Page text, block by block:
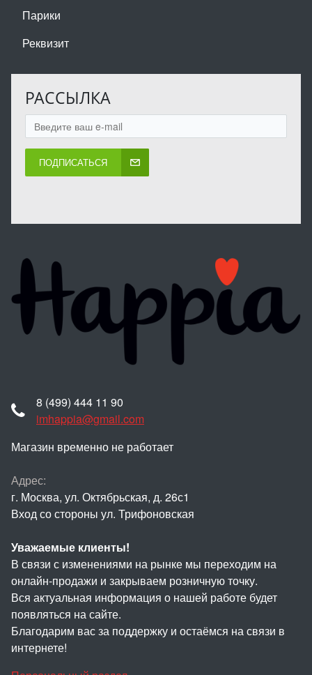
Парики
Реквизит
РАССЫЛКА
ПОДПИСАТЬСЯ
8 (499) 444 11 90
imhappia@gmail.com
Магазин временно не работает
Адрес:
г. Москва, ул. Октябрьская, д. 26с1
Вход со стороны ул. Трифоновская
Уважаемые клиенты!
В связи с изменениями на рынке мы переходим на
онлайн-продажи и закрываем розничную точку.
Вся актуальная информация о нашей работе будет
появляться на сайте.
Благодарим вас за поддержку и остаёмся на связи в
интернете!